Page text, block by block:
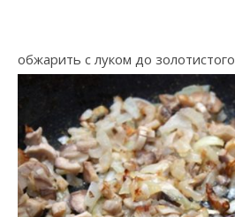
обжарить с луком до